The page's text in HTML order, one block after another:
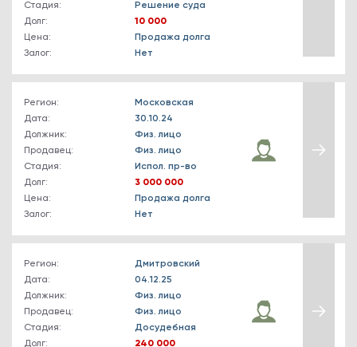
Стадия:
Решение суда
Долг:
10 000
Цена:
Продажа долга
Залог:
Нет
Регион:
Московская
Дата:
30.10.24
Должник:
Физ. лицо
Продавец:
Физ. лицо
Стадия:
Испол. пр-во
Долг:
3 000 000
Цена:
Продажа долга
Залог:
Нет
Регион:
Дмитровский
Дата:
04.12.25
Должник:
Физ. лицо
Продавец:
Физ. лицо
Стадия:
Досудебная
Долг:
240 000